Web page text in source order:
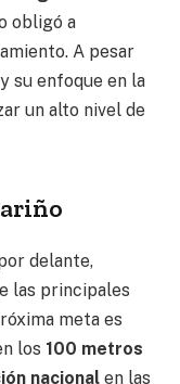
obligó a
A pesar
su enfoque en la
un alto nivel de
delante,
las principales
meta es
los 100 metros
nacional en las